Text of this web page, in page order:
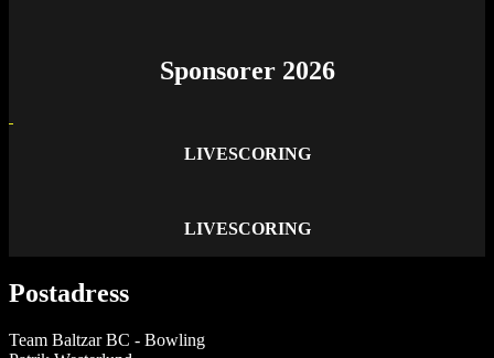
Sponsorer 2026
LIVESCORING
LIVESCORING
Postadress
Team Baltzar BC - Bowling